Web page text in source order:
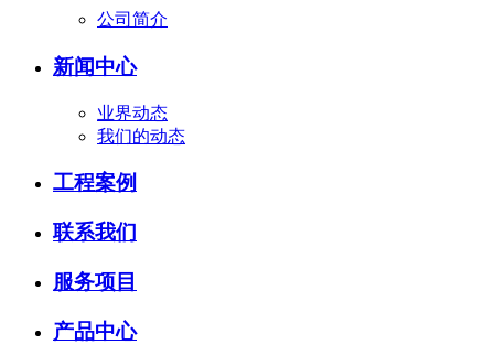
公司简介
新闻中心
业界动态
我们的动态
工程案例
联系我们
服务项目
产品中心